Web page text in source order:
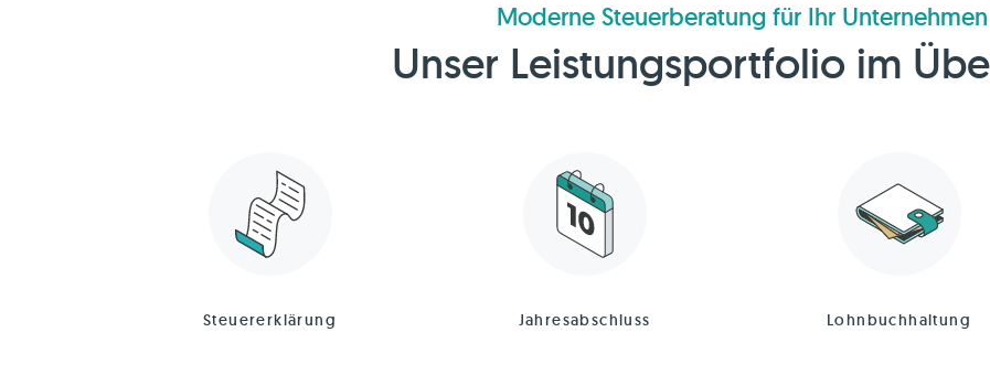
Moderne Steuerberatung für Ihr Unternehmen
Unser Leistungsportfolio im
Steuererklärung Jahresabschluss Lohnbuchhaltung